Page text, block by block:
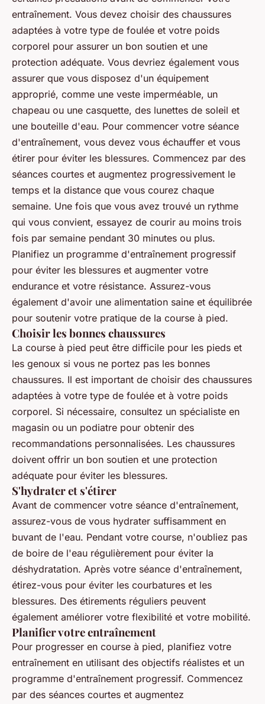
entraînement. Vous devez choisir des chaussures
adaptées à votre type de foulée et votre poids
corporel pour assurer un bon soutien et une
protection adéquate. Vous devriez également vous
assurer que vous disposez d'un équipement
approprié, comme une veste imperméable, un
chapeau ou une casquette, des lunettes de soleil et
une bouteille d'eau. Pour commencer votre séance
d'entraînement, vous devez vous échauffer et vous
étirer pour éviter les blessures. Commencez par des
séances courtes et augmentez progressivement le
temps et la distance que vous courez chaque
semaine. Une fois que vous avez trouvé un rythme
qui vous convient, essayez de courir au moins trois
fois par semaine pendant 30 minutes ou plus.
Planifiez un programme d'entraînement progressif
pour éviter les blessures et augmenter votre
endurance et votre résistance. Assurez-vous
également d'avoir une alimentation saine et équilibrée
pour soutenir votre pratique de la course à pied.
Choisir les bonnes chaussures
La course à pied peut être difficile pour les pieds et
les genoux si vous ne portez pas les bonnes
chaussures. Il est important de choisir des chaussures
adaptées à votre type de foulée et à votre poids
corporel. Si nécessaire, consultez un spécialiste en
magasin ou un podiatre pour obtenir des
recommandations personnalisées. Les chaussures
doivent offrir un bon soutien et une protection
adéquate pour éviter les blessures.
S'hydrater et s'étirer
Avant de commencer votre séance d'entraînement,
assurez-vous de vous hydrater suffisamment en
buvant de l'eau. Pendant votre course, n'oubliez pas
de boire de l'eau régulièrement pour éviter la
déshydratation. Après votre séance d'entraînement,
étirez-vous pour éviter les courbatures et les
blessures. Des étirements réguliers peuvent
également améliorer votre flexibilité et votre mobilité.
Planifier votre entraînement
Pour progresser en course à pied, planifiez votre
entraînement en utilisant des objectifs réalistes et un
programme d'entraînement progressif. Commencez
par des séances courtes et augmentez